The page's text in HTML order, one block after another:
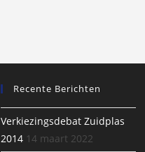
Recente Berichten
Verkiezingsdebat Zuidplas
2014 14 maart 2022